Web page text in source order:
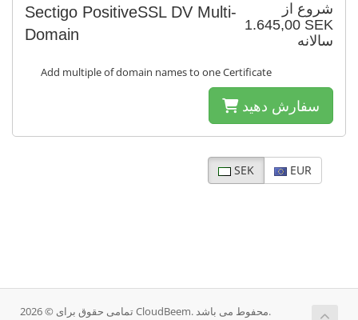
شروع از
1.645,00 SEK
سالانه
Sectigo PositiveSSL DV Multi-
Domain
Add multiple of domain names to one Certificate
سفارش دهید
SEK EUR
تمامی حقوق برای © 2026 CloudBeem. محفوط می باشد.